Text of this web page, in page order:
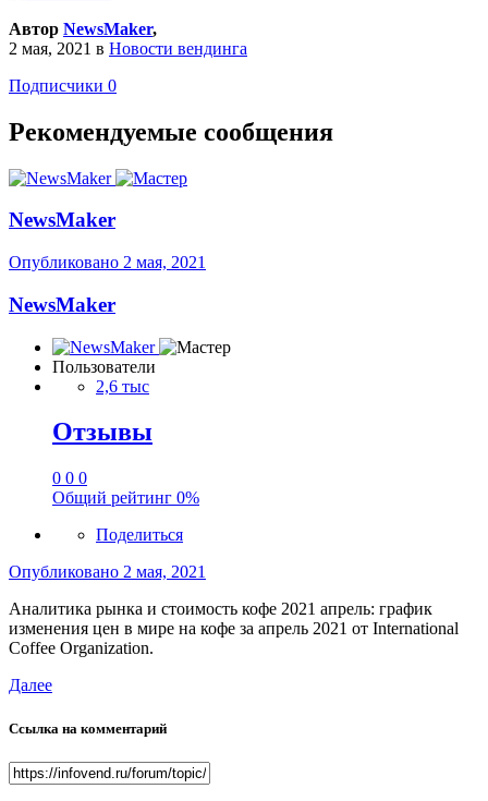
Автор NewsMaker,
2 мая, 2021 в Новости вендинга
Подписчики 0
Рекомендуемые сообщения
NewsMaker
Опубликовано 2 мая, 2021
NewsMaker
Пользователи
2,6 тыс
Отзывы
0 0 0
Общий рейтинг 0%
Поделиться
Опубликовано 2 мая, 2021
Аналитика рынка и стоимость кофе 2021 апрель: график
изменения цен в мире на кофе за апрель 2021 от International
Coffee Organization.
Далее
Ссылка на комментарий